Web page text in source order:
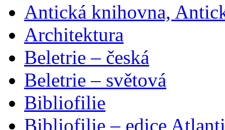
Antická knihovna,
Architektura
Beletrie – česká
Beletrie – světová
Bibliofilie
Bibliofilie – edice